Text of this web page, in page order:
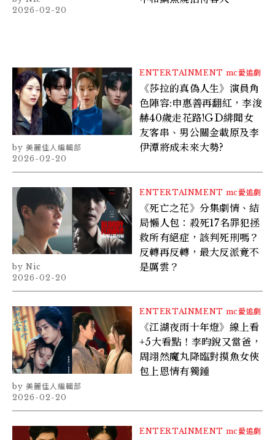
2026-02-20
ENTERTAINMENT mc愛追劇
《莎拉的真偽人生》演員角
色陣容:申惠善再翻紅，李浚
赫40歲走花路!GD緋聞女
友客串、男公關金載原及李
伊潭將成未來大勢?
美麗佳人編輯部
2026-02-20
ENTERTAINMENT mc愛追劇
《死亡之花》分集劇情、結
局懶人包：殺死17名罪犯拯
救所有絕症，該判死刑嗎？
反轉再反轉，最大反派竟不
是厲雲？
Nic
2026-02-20
ENTERTAINMENT mc愛追劇
《江湖夜雨十年燈》線上看
+5大看點！李昀銳又當爸，
周翊然魔丸降臨對摸魚女俠
包上恩情有獨鍾
美麗佳人編輯部
2026-02-20
ENTERTAINMENT mc愛追劇